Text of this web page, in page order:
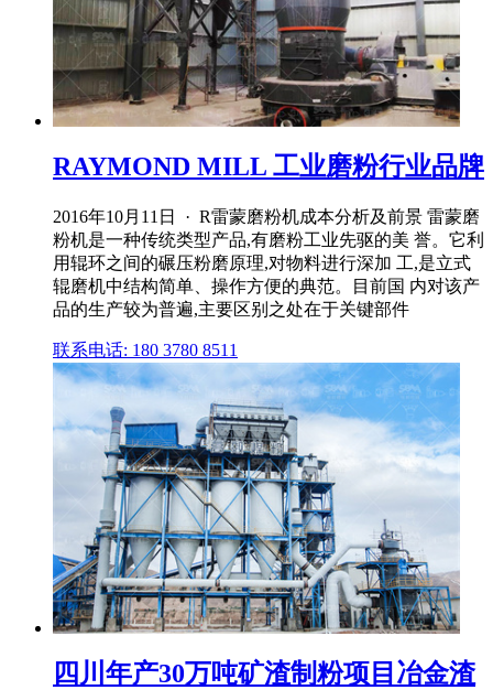
RAYMOND MILL 工业磨粉行业品牌
2016年10月11日 · R雷蒙磨粉机成本分析及前景 雷蒙磨
粉机是一种传统类型产品,有磨粉工业先驱的美 誉。它利
用辊环之间的碾压粉磨原理,对物料进行深加 工,是立式
辊磨机中结构简单、操作方便的典范。目前国 内对该产
品的生产较为普遍,主要区别之处在于关键部件
联系电话: 180 3780 8511
四川年产30万吨矿渣制粉项目冶金渣